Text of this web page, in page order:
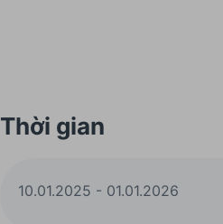
Thời gian
10.01.2025 - 01.01.2026